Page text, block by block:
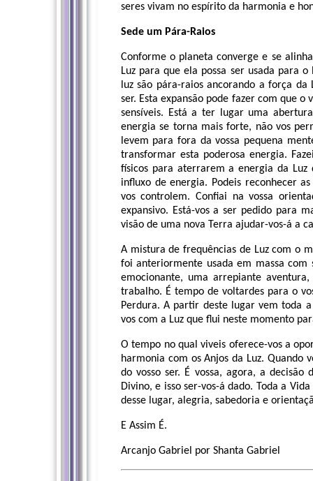
seres vivam no espírito da harmonia e
Sede um Pára-Raios
Conforme o planeta converge e se
Luz para que ela possa ser usada para
luz são pára-raios ancorando a força
ser. Esta expansão pode fazer com que o
sensíveis. Está a ter lugar uma
energia se torna mais forte, não vos
levem para fora da vossa pequena
transformar esta poderosa energia.
físicos para aterrarem a energia da Luz
influxo de energia. Podeis reconhecer
vos controlem. Confiai na vossa
expansivo. Está-vos a ser pedido para
visão de uma nova Terra ajudar-vos-á a
A mistura de frequências de Luz com o
foi anteriormente usada em massa com
emocionante, uma arrepiante
trabalho. É tempo de voltardes para o
Perdura. A partir deste lugar vem toda
vos com a Luz que flui neste momento
O tempo no qual viveis oferece-vos a
harmonia com os Anjos da Luz. Quando
do vosso ser. É vossa, agora, a
Divino, e isso ser-vos-á dado. Toda a
desse lugar, alegria, sabedoria e
E Assim É.
Arcanjo Gabriel por Shanta Gabriel